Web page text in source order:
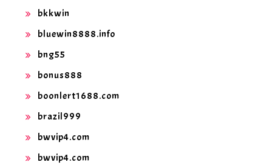
bkkwin
bluewin8888.info
bng55
bonus888
boonlert1688.com
brazil999
bwvip4.com
bwvip4.com